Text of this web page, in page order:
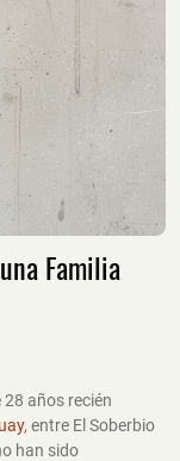
Familia
28 años recién
, entre El Soberbio
han sido